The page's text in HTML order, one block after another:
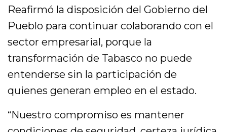
Reafirmó la disposición del Gobierno del
Pueblo para continuar colaborando con el
sector empresarial, porque la
transformación de Tabasco no puede
entenderse sin la participación de
quienes generan empleo en el estado.
“Nuestro compromiso es mantener